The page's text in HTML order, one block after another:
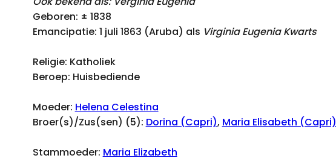
Geboren: ± 1838
Emancipatie: 1 juli 1863 (Aruba) als Virginia Eugenia Kwarts
Religie: Katholiek
Beroep: Huisbediende
Moeder: Helena Celestina
Broer(s)/Zus(sen) (5): Dorina (Capri), Maria Elisabeth (Capri)
Stammoeder: Maria Elizabeth